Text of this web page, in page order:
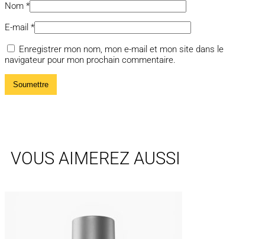
Nom *
E-mail *
Enregistrer mon nom, mon e-mail et mon site dans le
navigateur pour mon prochain commentaire.
VOUS AIMEREZ AUSSI